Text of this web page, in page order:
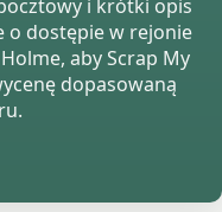
i krótki opis
o dostępie w rejonie
aby Scrap My
dopasowaną